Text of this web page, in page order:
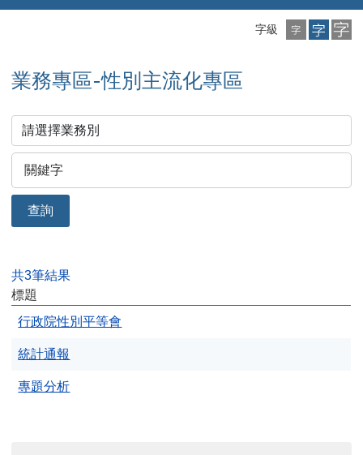
字級
小
字
中
字
大
字
業務專區-性別主流化專區
查詢
共3筆結果
標題
行政院性別平等會
統計通報
專題分析